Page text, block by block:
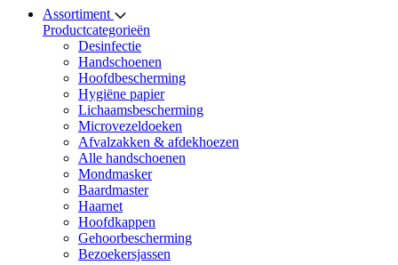
Assortiment
Productcategorieën
Desinfectie
Handschoenen
Hoofdbescherming
Hygiëne papier
Lichaamsbescherming
Microvezeldoeken
Afvalzakken & afdekhoezen
Alle handschoenen
Mondmasker
Baardmaster
Haarnet
Hoofdkappen
Gehoorbescherming
Bezoekersjassen